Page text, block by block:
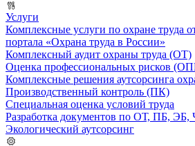
Услуги
Комплексные услуги по охране труда
портала «Охрана труда в России»
Комплексный аудит охраны труда (ОТ)
Оценка профессиональных рисков
Комплексные решения аутсорсинга
Производственный контроль (ПК)
Специальная оценка условий труда
Разработка документов по ОТ, ПБ, ЭБ,
Экологический аутсорсинг